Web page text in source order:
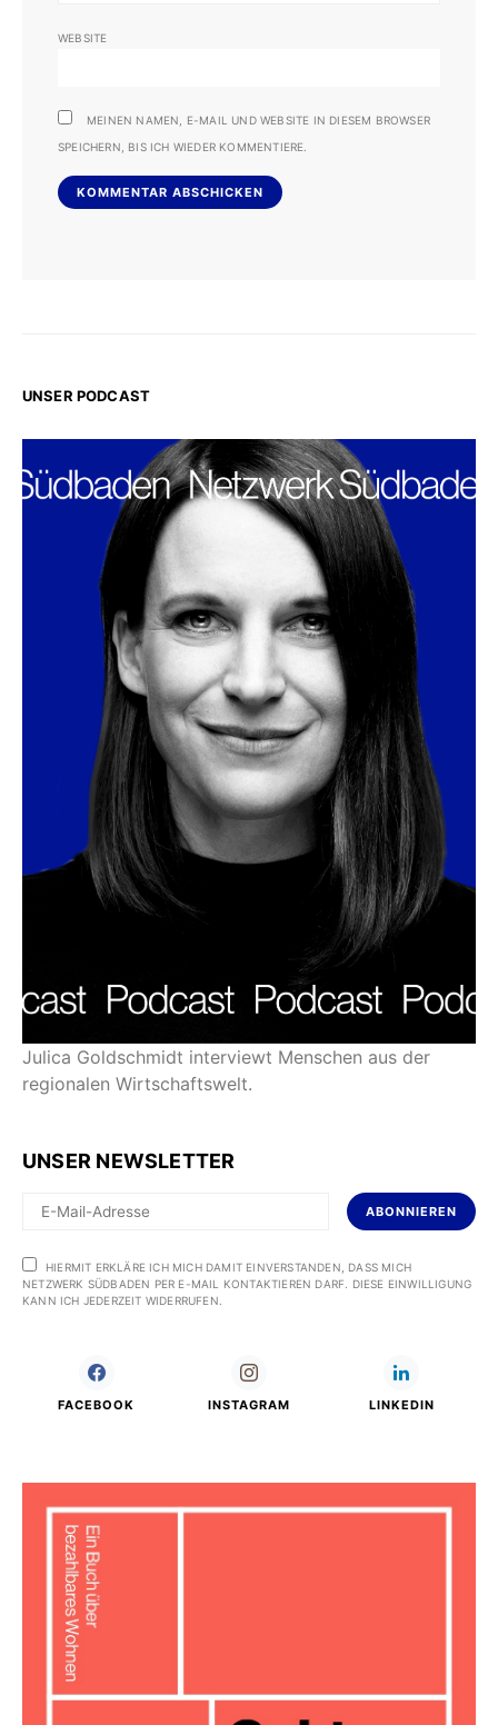
WEBSITE
MEINEN NAMEN, E-MAIL UND WEBSITE IN DIESEM BROWSER
SPEICHERN, BIS ICH WIEDER KOMMENTIERE.
UNSER PODCAST
Julica Goldschmidt interviewt Menschen aus der
regionalen Wirtschaftswelt.
UNSER NEWSLETTER
ABONNIEREN
HIERMIT ERKLÄRE ICH MICH DAMIT EINVERSTANDEN, DASS MICH
NETZWERK SÜDBADEN PER E-MAIL KONTAKTIEREN DARF. DIESE EINWILLIGUNG
KANN ICH JEDERZEIT WIDERRUFEN.
FACEBOOK INSTAGRAM LINKEDIN